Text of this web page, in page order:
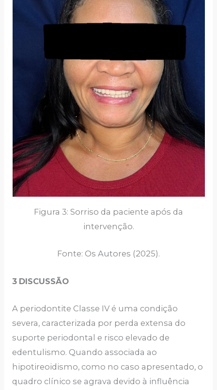
Figura 3: Sorriso da paciente após da
intervenção.
Fonte: Os Autores (2025).
3 DISCUSSÃO
A periodontite Classe IV é uma condição
severa, caracterizada por perda extensa do
suporte periodontal e risco elevado de
edentulismo. Quando associada ao
hipotireoidismo, como no caso apresentado, o
quadro clínico se agrava devido à influência